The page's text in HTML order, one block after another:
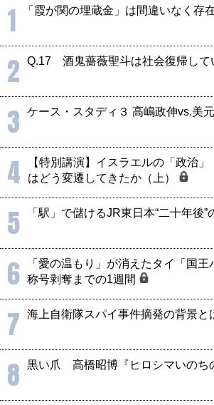
1 「霞が関の埋蔵金」は間違いなく存
2 Q.17 酒鬼薔薇聖斗は社会復帰して
3 ケース・スタディ３ 高嶋政伸vs.美元
4
【特別講演】イスラエルの「政治」
はどう変遷してきたか（上）
5 「駅」で儲けるJR東日本“二十年後”
6
「愛の温もり」が消えたタイ「国王
称号剥奪までの1週間
7 海上自衛隊スパイ事件摘発の背景と
8 黒い爪 高橋昭博『ヒロシマいのち